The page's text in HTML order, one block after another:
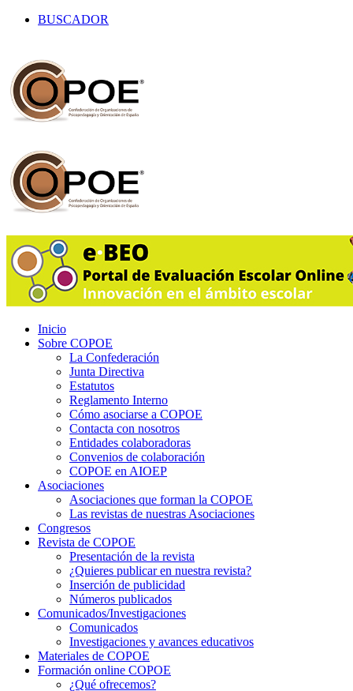
BUSCADOR
Inicio
Sobre COPOE
La Confederación
Junta Directiva
Estatutos
Reglamento Interno
Cómo asociarse a COPOE
Contacta con nosotros
Entidades colaboradoras
Convenios de colaboración
COPOE en AIOEP
Asociaciones
Asociaciones que forman la COPOE
Las revistas de nuestras Asociaciones
Congresos
Revista de COPOE
Presentación de la revista
¿Quieres publicar en nuestra revista?
Inserción de publicidad
Números publicados
Comunicados/Investigaciones
Comunicados
Investigaciones y avances educativos
Materiales de COPOE
Formación online COPOE
¿Qué ofrecemos?